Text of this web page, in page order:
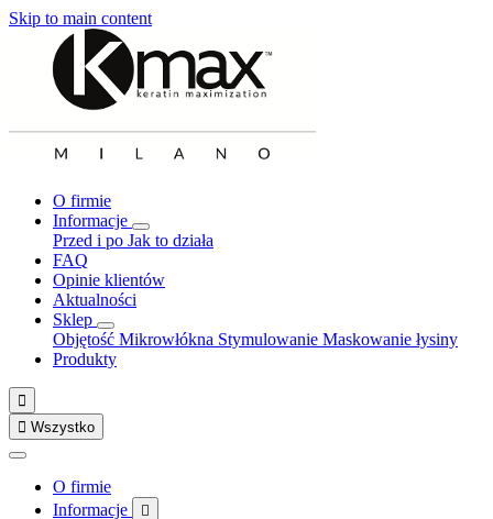
Skip to main content
O firmie
Informacje
Przed i po Jak to działa
FAQ
Opinie klientów
Aktualności
Sklep
Objętość Mikrowłókna Stymulowanie Maskowanie łysiny
Produkty

 Wszystko
O firmie
Informacje
